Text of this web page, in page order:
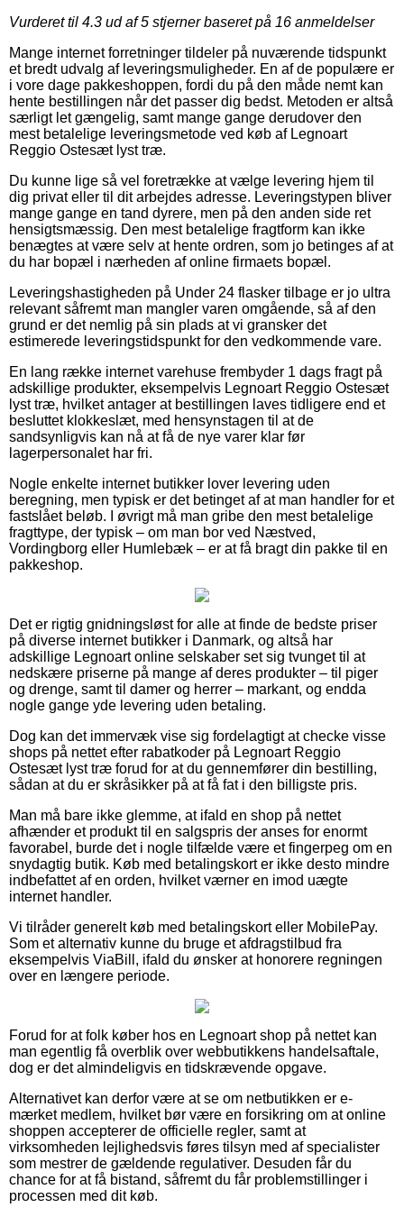
Vurderet til 4.3 ud af 5 stjerner baseret på 16 anmeldelser
Mange internet forretninger tildeler på nuværende tidspunkt
et bredt udvalg af leveringsmuligheder. En af de populære er
i vore dage pakkeshoppen, fordi du på den måde nemt kan
hente bestillingen når det passer dig bedst. Metoden er altså
særligt let gængelig, samt mange gange derudover den
mest betalelige leveringsmetode ved køb af Legnoart
Reggio Ostesæt lyst træ.
Du kunne lige så vel foretrække at vælge levering hjem til
dig privat eller til dit arbejdes adresse. Leveringstypen bliver
mange gange en tand dyrere, men på den anden side ret
hensigtsmæssig. Den mest betalelige fragtform kan ikke
benægtes at være selv at hente ordren, som jo betinges af at
du har bopæl i nærheden af online firmaets bopæl.
Leveringshastigheden på Under 24 flasker tilbage er jo ultra
relevant såfremt man mangler varen omgående, så af den
grund er det nemlig på sin plads at vi gransker det
estimerede leveringstidspunkt for den vedkommende vare.
En lang række internet varehuse frembyder 1 dags fragt på
adskillige produkter, eksempelvis Legnoart Reggio Ostesæt
lyst træ, hvilket antager at bestillingen laves tidligere end et
besluttet klokkeslæt, med hensynstagen til at de
sandsynligvis kan nå at få de nye varer klar før
lagerpersonalet har fri.
Nogle enkelte internet butikker lover levering uden
beregning, men typisk er det betinget af at man handler for et
fastslået beløb. I øvrigt må man gribe den mest betalelige
fragttype, der typisk – om man bor ved Næstved,
Vordingborg eller Humlebæk – er at få bragt din pakke til en
pakkeshop.
Det er rigtig gnidningsløst for alle at finde de bedste priser
på diverse internet butikker i Danmark, og altså har
adskillige Legnoart online selskaber set sig tvunget til at
nedskære priserne på mange af deres produkter – til piger
og drenge, samt til damer og herrer – markant, og endda
nogle gange yde levering uden betaling.
Dog kan det immervæk vise sig fordelagtigt at checke visse
shops på nettet efter rabatkoder på Legnoart Reggio
Ostesæt lyst træ forud for at du gennemfører din bestilling,
sådan at du er skråsikker på at få fat i den billigste pris.
Man må bare ikke glemme, at ifald en shop på nettet
afhænder et produkt til en salgspris der anses for enormt
favorabel, burde det i nogle tilfælde være et fingerpeg om en
snydagtig butik. Køb med betalingskort er ikke desto mindre
indbefattet af en orden, hvilket værner en imod uægte
internet handler.
Vi tilråder generelt køb med betalingskort eller MobilePay.
Som et alternativ kunne du bruge et afdragstilbud fra
eksempelvis ViaBill, ifald du ønsker at honorere regningen
over en længere periode.
Forud for at folk køber hos en Legnoart shop på nettet kan
man egentlig få overblik over webbutikkens handelsaftale,
dog er det almindeligvis en tidskrævende opgave.
Alternativet kan derfor være at se om netbutikken er e-
mærket medlem, hvilket bør være en forsikring om at online
shoppen accepterer de officielle regler, samt at
virksomheden lejlighedsvis føres tilsyn med af specialister
som mestrer de gældende regulativer. Desuden får du
chance for at få bistand, såfremt du får problemstillinger i
processen med dit køb.